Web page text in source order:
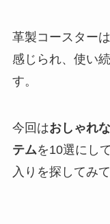
革製コースター
感じられ、使い
す。
今回はおしゃれ
テムを10選にし
入りを探してみ